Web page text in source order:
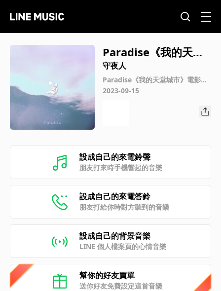
Paradise《我的天堂
城市》電影主題曲
守夜人
Paradise《我的天堂城市》電影主
題曲
2023-09-15
設成自己的來電鈴聲
朋友打來時手機響起的音樂
設成自己的來電答鈴
朋友打給你時對方聽到的音樂
設成自己的背景音樂
LINE 個人檔案頁的心情音樂
幫你的好友買單
送你好友免費設定這首音樂